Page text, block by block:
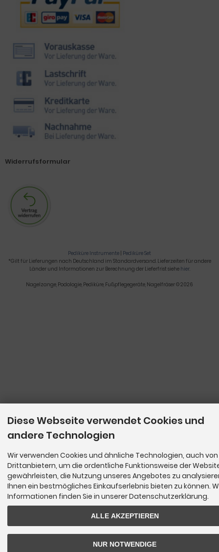
Widerrufsformular
Pediküre Instrumente | Pediküre Set
*Gilt für Lieferungen nach Deutschland im Standardversand. Lieferzeiten für andere
Länder und Informationen zur Berechnung der Lieferfrist siehe hier.
Nagelzange, Podologie, Pediküre, Fußpflegegeräte, Nagelfräser © 2026
Diese Webseite verwendet Cookies und
andere Technologien
Wir verwenden Cookies und ähnliche Technologien, auch von
Drittanbietern, um die ordentliche Funktionsweise der
gewährleisten, die Nutzung unseres Angebotes zu
Ihnen ein bestmögliches Einkaufserlebnis bieten zu können.
Informationen finden Sie in unserer Datenschutzerklärung.
ALLE AKZEPTIEREN
NUR NOTWENDIGE